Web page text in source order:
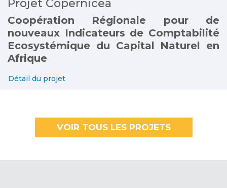
Projet Copernicea
Coopération Régionale pour de
nouveaux Indicateurs de Comptabilité
Ecosystémique du Capital Naturel en
Afrique
Détail du projet
VOIR TOUS LES PROJETS